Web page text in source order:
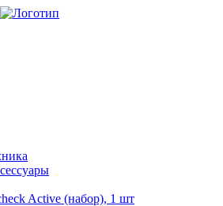
Active (набор), 1 шт